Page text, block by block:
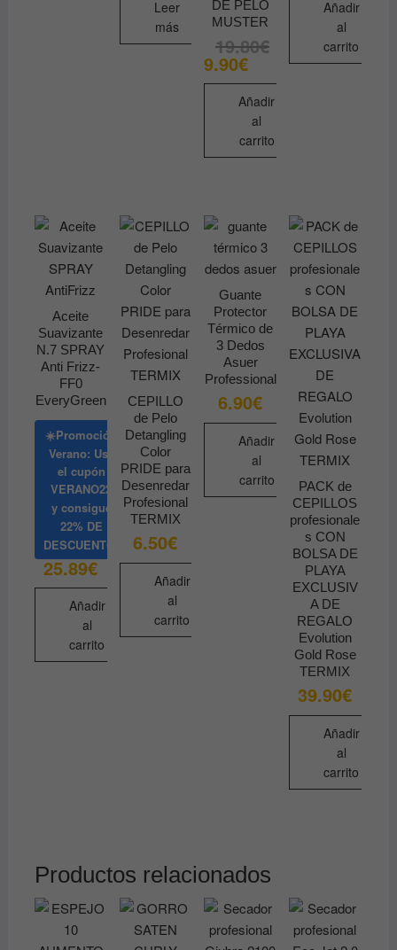
múltiples
página
de
producto
Leer
más
DE PELO
MUSTER
19.80€El
original
era:
19.80€.
9.90€
El
actual
es:
9.90€.
Añadir
al
carrito
Añadir
al
carrito
Aceite
Suavizante
N.7 SPRAY
Anti Frizz-
FF0
EveryGreen
☀️Promoción
Verano: Usa
el cupón
VERANO22
y consigue
22% DE
DESCUENTO
25.89€
Añadir
al
carrito
CEPILLO
de Pelo
Detangling
Color
PRIDE para
Desenredar
Profesional
TERMIX
6.50€
Añadir
al
carrito
Guante
Protector
Térmico de
3 Dedos
Asuer
Professional
6.90€
Añadir
al
carrito
PACK de
CEPILLOS
profesionale
s CON
BOLSA DE
PLAYA
EXCLUSIV
A DE
REGALO
Evolution
Gold Rose
TERMIX
39.90€
Añadir
al
carrito
Productos relacionados